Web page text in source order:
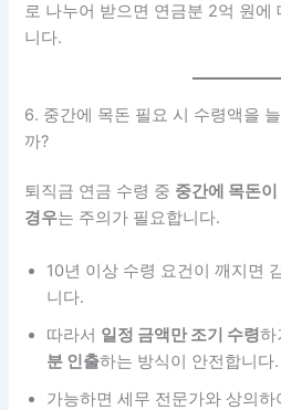
로 나누어 받으면 연금분 2억 원에
니다.
6. 중간에 목돈 필요 시 수령액을
까?
퇴직금 연금 수령 중 중간에 목돈
경우는 주의가 필요합니다.
10년 이상 수령 요건이 깨지면
니다.
따라서 일정 금액만 조기 수령하
분 인출하는 방식이 안전합니다.
가능하면 세무 전문가와 상의